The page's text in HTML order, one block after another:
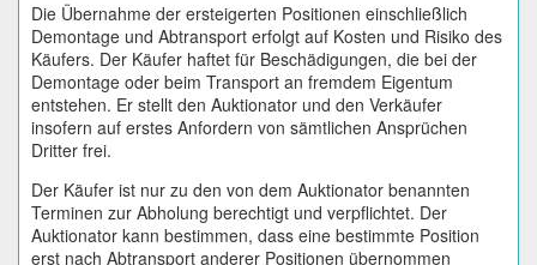
Die Übernahme der ersteigerten Positionen einschließlich
Demontage und Abtransport erfolgt auf Kosten und Risiko des
Käufers. Der Käufer haftet für Beschädigungen, die bei der
Demontage oder beim Transport an fremdem Eigentum
entstehen. Er stellt den Auktionator und den Verkäufer
insofern auf erstes Anfordern von sämtlichen Ansprüchen
Dritter frei.
Der Käufer ist nur zu den von dem Auktionator benannten
Terminen zur Abholung berechtigt und verpflichtet. Der
Auktionator kann bestimmen, dass eine bestimmte Position
erst nach Abtransport anderer Positionen übernommen